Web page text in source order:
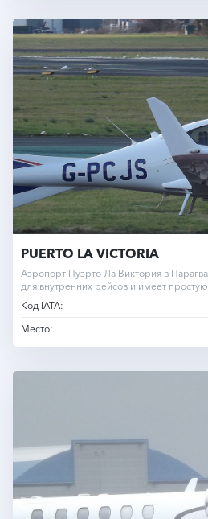
PUERTO LA VICTORIA
Аэропорт Пуэрто Ла Виктория в
для внутренних рейсов и имеет
Код IATA:
Место: